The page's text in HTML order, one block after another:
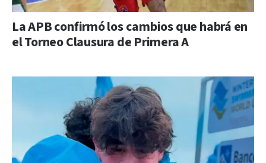
La APB confirmó los cambios que habrá en
el Torneo Clausura de Primera A